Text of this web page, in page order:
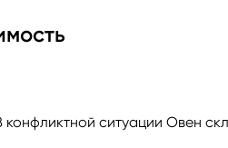
ситуации Овен